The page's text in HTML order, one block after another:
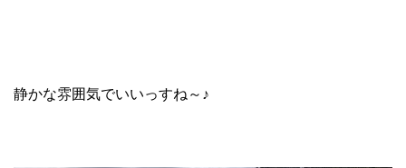
静かな雰囲気でいいっすね～♪